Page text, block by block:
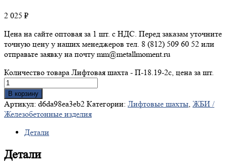
2 025 ₽
Цена на сайте оптовая за 1 шт. с НДС. Перед заказам уточните
точную цену у наших менеджеров тел. 8 (812) 509 60 52 или
отправьте заявку на почту mm@metallmoment.ru
Количество товара Лифтовая шахта - П-18.19-2с, цена за шт.
В корзину
Артикул: d6da98ea3eb2 Категории: Лифтовые шахты, ЖБИ /
Железобетонные изделия
Детали
Детали